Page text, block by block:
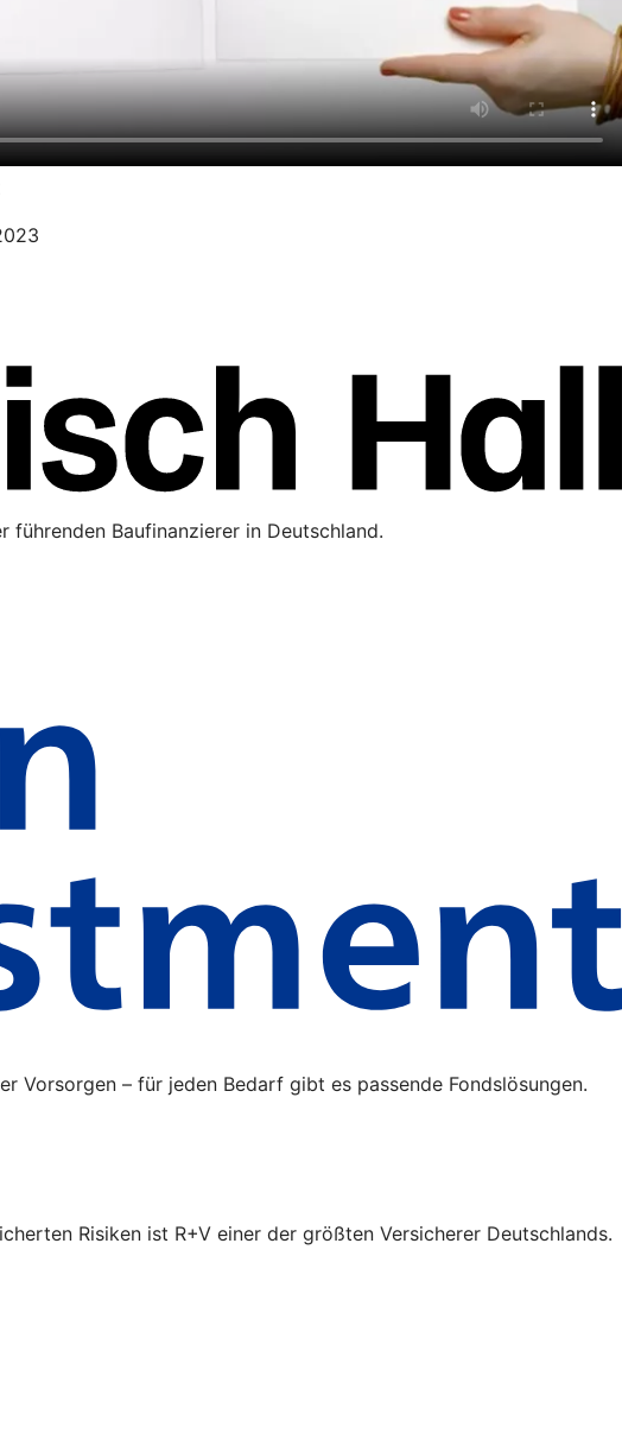
führenden Baufinanzierer in Deutschland.
Vorsorgen – für jeden Bedarf gibt es passende Fondslösungen.
Risiken ist R+V einer der größten Versicherer Deutschlands.